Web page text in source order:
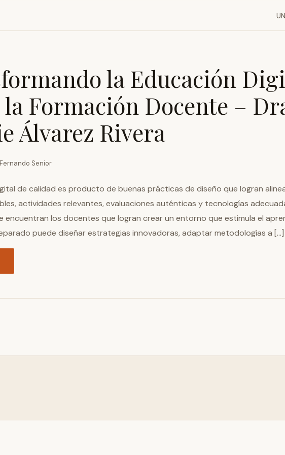
la Educación
la Formación Docente –
Álvarez Rivera
Senior
de calidad es producto de buenas prácticas de diseño que logran
actividades relevantes, evaluaciones auténticas y tecnologías
encuentran los docentes que logran crear un entorno que estimula el
puede diseñar estrategias innovadoras, adaptar metodologías a […]